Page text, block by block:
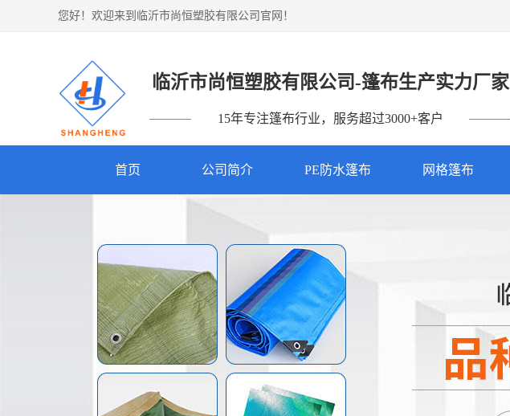
您好！欢迎来到临沂市尚恒塑胶有限公司官网！
临沂市尚恒塑胶有限公司-篷布生产实力厂家
15年专注篷布行业，服务超过3000+客户
首页 公司简介 PE防水篷布 网格篷布